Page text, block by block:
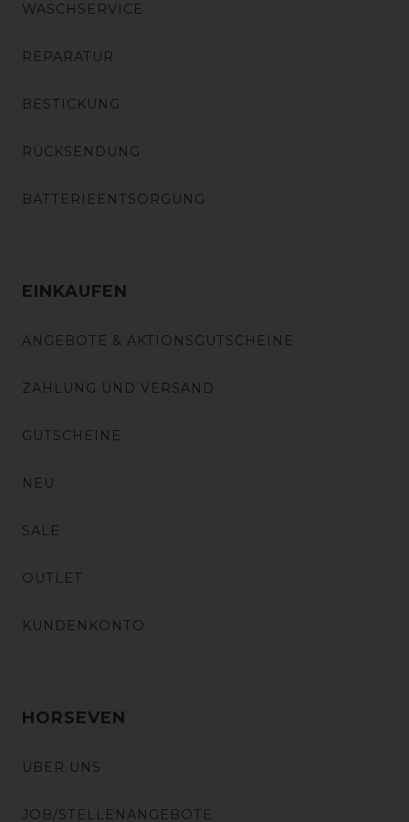
WASCHSERVICE
REPARATUR
BESTICKUNG
RÜCKSENDUNG
BATTERIEENTSORGUNG
EINKAUFEN
ANGEBOTE & AKTIONSGUTSCHEINE
ZAHLUNG UND VERSAND
GUTSCHEINE
NEU
SALE
OUTLET
KUNDENKONTO
HORSEVEN
ÜBER UNS
JOB/STELLENANGEBOTE